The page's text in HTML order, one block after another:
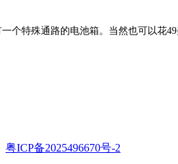
特殊通路的电池箱。当然也可以花
粤ICP备2025496670号-2